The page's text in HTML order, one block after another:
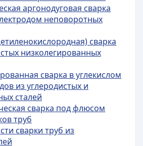
аргонодуговая сварка
неповоротных
сварка
низколегированных
сварка в углекислом
из углеродистых и
сталей
сварка под флюсом
труб
сварки труб из